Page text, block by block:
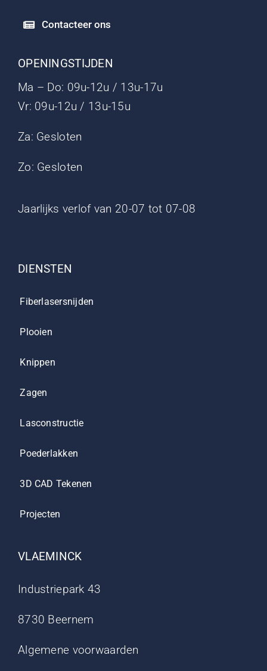
Contacteer ons
OPENINGSTIJDEN
Ma – Do: 09u-12u / 13u-17u
Vr: 09u-12u / 13u-15u
Za: Gesloten
Zo: Gesloten
Jaarlijks verlof van 20-07 tot 07-08
DIENSTEN
Fiberlasersnijden
Plooien
Knippen
Zagen
Lasconstructie
Poederlakken
3D CAD Tekenen
Projecten
VLAEMINCK
Industriepark 43
8730 Beernem
Algemene voorwaarden